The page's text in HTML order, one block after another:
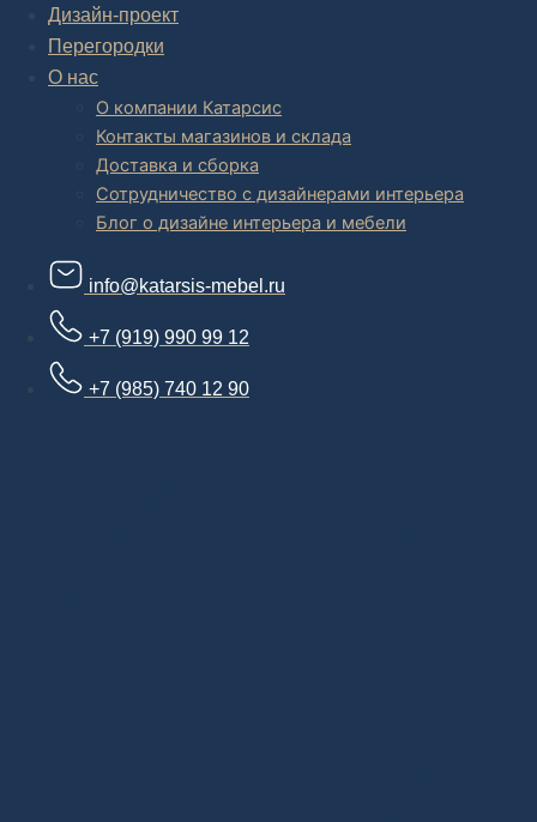
Дизайн-проект
Перегородки
О нас
О компании Катарсис
Контакты магазинов и склада
Доставка и сборка
Сотрудничество с дизайнерами интерьера
Блог о дизайне интерьера и мебели
info@katarsis-mebel.ru
+7 (919) 990 99 12
+7 (985) 740 12 90
есть и готовые товары, которые можем доставить уже сегодня, и
корпусная мебель на заказ, включая кухни.